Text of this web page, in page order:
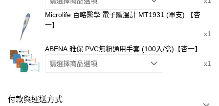
Microlife 百略醫學 電子體溫計 MT1931 (單支) 【杏
一】
x1
ABENA 雅保 PVC無粉通用手套 (100入/盒)【杏一】
請選擇商品選項
x1
付款與運送方式